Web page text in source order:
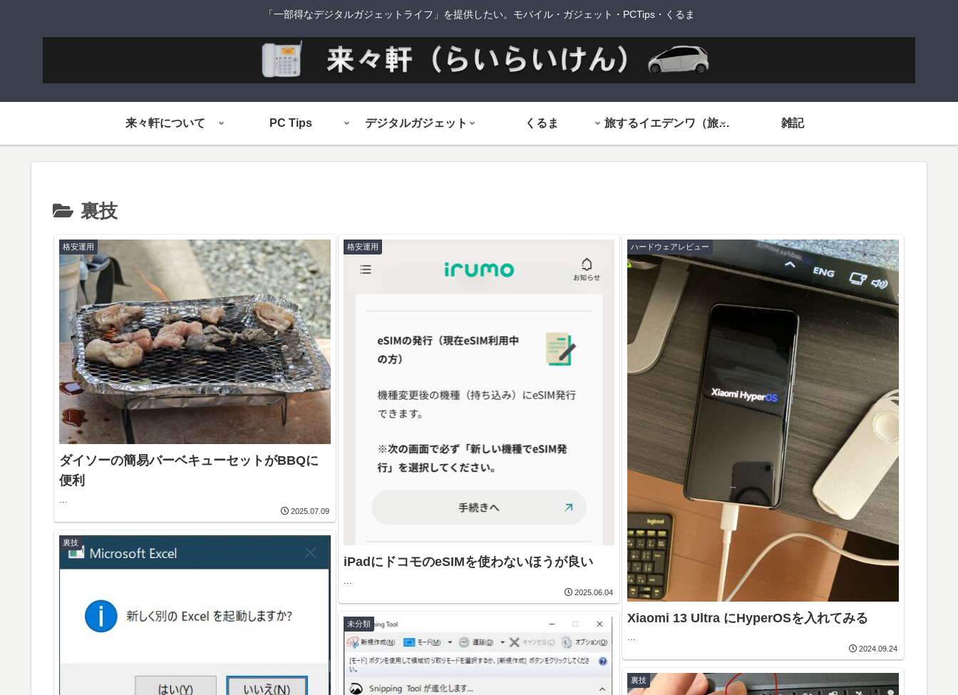
「一部得なデジタルガジェットライフ」を提供したい。モバイル・ガジェット・PCTips・くるま
来々軒について PC Tips デジタルガジェット くるま 旅するイエデンワ（旅ネタ） 雑記
裏技
格安運用
ダイソーの簡易バーベキューセットがBBQに
便利
2025.07.09
格安運用
iPadにドコモのeSIMを使わないほうが良い
2025.06.04
ハードウェアレビュー
Xiaomi 13 Ultra にHyperOSを入れてみる
2024.09.24
裏技
未分類
裏技